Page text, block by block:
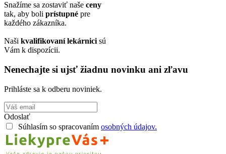
Snažíme sa zostaviť naše ceny
tak, aby boli prístupné pre
každého zákazníka.
Naši kvalifikovaní lekárnici sú
Vám k dispozícii.
Nenechajte si ujsť žiadnu novinku ani zľavu
Prihláste sa k odberu noviniek.
Odoslať
Súhlasím so spracovaním osobných údajov.